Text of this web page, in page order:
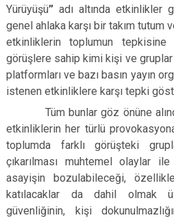
Çeşme
Çiğli
Dikili
Kiraz
Konak
Menderes
Yürüyüşü” adı altında etkinlikler
genel ahlaka karşı bir takım tutum
etkinliklerin toplumun
görüşlere sahip kimi kişi ve
platformları ve bazı basın yayın
istenen etkinliklere karşı tepki
Tüm bunlar göz önüne
etkinliklerin her türlü
toplumda farklı görüşteki
çıkarılması muhtemel olaylar
asayişin bozulabileceği,
katılacaklar da dahil olmak
güvenliğinin, kişi